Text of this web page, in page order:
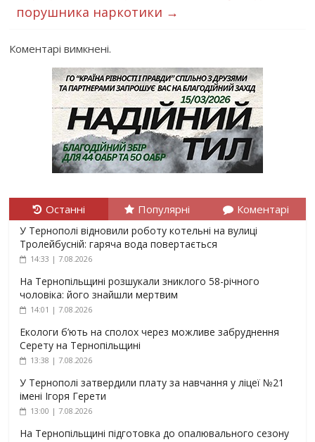
порушника наркотики →
Коментарі вимкнені.
Останні Популярні Коментарі
У Тернополі відновили роботу котельні на вулиці
Тролейбусній: гаряча вода повертається
14:33 | 7.08.2026
На Тернопільщині розшукали зниклого 58-річного
чоловіка: його знайшли мертвим
14:01 | 7.08.2026
Екологи б’ють на сполох через можливе забруднення
Серету на Тернопільщині
13:38 | 7.08.2026
У Тернополі затвердили плату за навчання у ліцеї №21
імені Ігоря Герети
13:00 | 7.08.2026
На Тернопільщині підготовка до опалювального сезону